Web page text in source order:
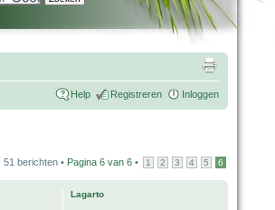
Help Registreren Inloggen
51 berichten • Pagina 6 van 6 • 1 2 3 4 5 6
Lagarto